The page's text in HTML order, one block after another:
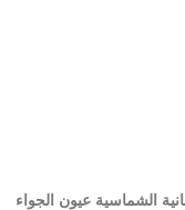
الشماسية عيون الجواء